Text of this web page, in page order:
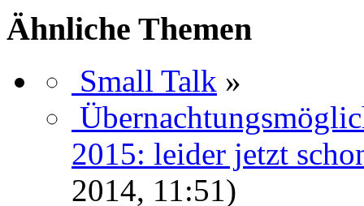
Ähnliche Themen
Small Talk »
2015: leider jetzt
2014, 11:51)